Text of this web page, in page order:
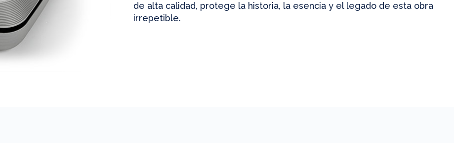
de alta calidad, protege la historia, la esencia y el legado de esta obra
irrepetible.